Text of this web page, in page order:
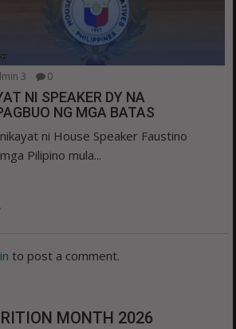
3 0
NI SPEAKER DY NA
NG MGA BATAS
ni House Speaker Faustino
Pilipino mula...
to post a comment.
MONTH 2026